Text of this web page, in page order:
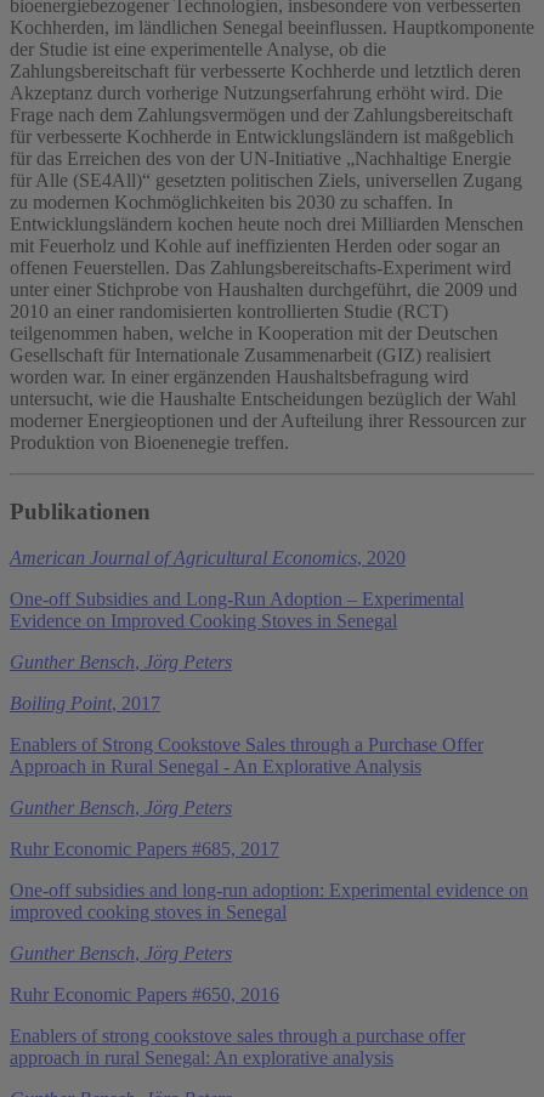
bioenergiebezogener Technologien, insbesondere von verbesserten
Kochherden, im ländlichen Senegal beeinflussen. Hauptkomponente
der Studie ist eine experimentelle Analyse, ob die
Zahlungsbereitschaft für verbesserte Kochherde und letztlich deren
Akzeptanz durch vorherige Nutzungserfahrung erhöht wird. Die
Frage nach dem Zahlungsvermögen und der Zahlungsbereitschaft
für verbesserte Kochherde in Entwicklungsländern ist maßgeblich
für das Erreichen des von der UN-Initiative „Nachhaltige Energie
für Alle (SE4All)“ gesetzten politischen Ziels, universellen Zugang
zu modernen Kochmöglichkeiten bis 2030 zu schaffen. In
Entwicklungsländern kochen heute noch drei Milliarden Menschen
mit Feuerholz und Kohle auf ineffizienten Herden oder sogar an
offenen Feuerstellen. Das Zahlungsbereitschafts-Experiment wird
unter einer Stichprobe von Haushalten durchgeführt, die 2009 und
2010 an einer randomisierten kontrollierten Studie (RCT)
teilgenommen haben, welche in Kooperation mit der Deutschen
Gesellschaft für Internationale Zusammenarbeit (GIZ) realisiert
worden war. In einer ergänzenden Haushaltsbefragung wird
untersucht, wie die Haushalte Entscheidungen bezüglich der Wahl
moderner Energieoptionen und der Aufteilung ihrer Ressourcen zur
Produktion von Bioenenegie treffen.
Publikationen
American Journal of Agricultural Economics, 2020
One-off Subsidies and Long-Run Adoption – Experimental
Evidence on Improved Cooking Stoves in Senegal
Gunther Bensch, Jörg Peters
Boiling Point, 2017
Enablers of Strong Cookstove Sales through a Purchase Offer
Approach in Rural Senegal - An Explorative Analysis
Gunther Bensch, Jörg Peters
Ruhr Economic Papers #685, 2017
One-off subsidies and long-run adoption: Experimental evidence on
improved cooking stoves in Senegal
Gunther Bensch, Jörg Peters
Ruhr Economic Papers #650, 2016
Enablers of strong cookstove sales through a purchase offer
approach in rural Senegal: An explorative analysis